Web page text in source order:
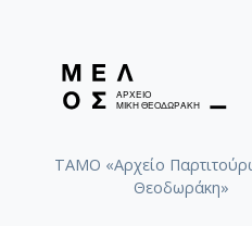
ΤΑΜΟ «Αρχείο
Θεοδωράκη»